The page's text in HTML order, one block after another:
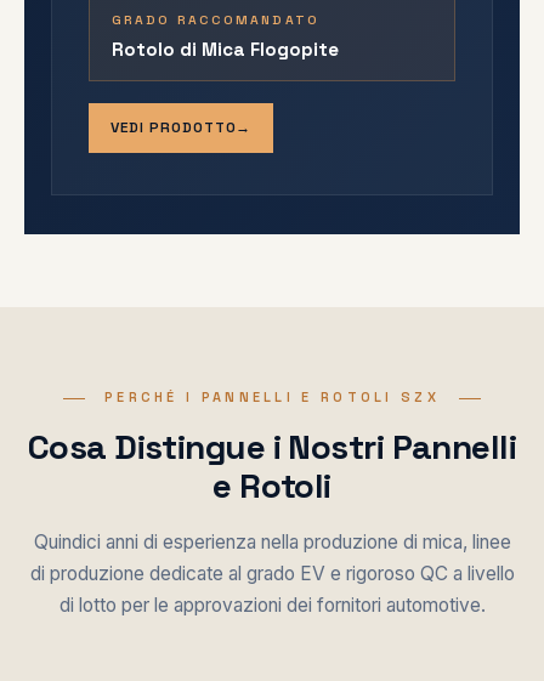
GRADO RACCOMANDATO
Rotolo di Mica Flogopite
VEDI PRODOTTO
PERCHÉ I PANNELLI E ROTOLI SZX
Cosa Distingue i Nostri Pannelli
e Rotoli
Quindici anni di esperienza nella produzione di mica, linee
di produzione dedicate al grado EV e rigoroso QC a livello
di lotto per le approvazioni dei fornitori automotive.